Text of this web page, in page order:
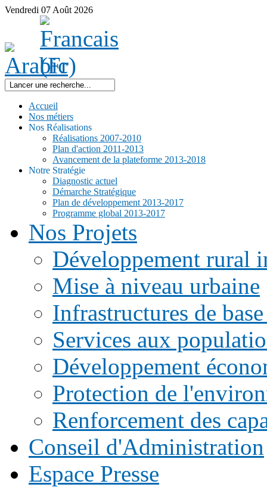
Vendredi 07 Août 2026
Accueil
Nos métiers
Nos Réalisations
Réalisations 2007-2010
Plan d'action 2011-2013
Avancement de la plateforme 2013-2018
Notre Stratégie
Diagnostic actuel
Démarche Stratégique
Plan de développement 2013-2017
Programme global 2013-2017
Nos Projets
Développement rural
Mise à niveau urbaine
Infrastructures de
Services aux
Développement
Protection de
Renforcement des
Conseil d'Administration
Espace Presse